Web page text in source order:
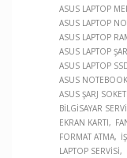
ASUS LAPTOP
ASUS LAPTOP
ASUS LAPTOP
ASUS LAPTOP
ASUS LAPTOP
ASUS
ASUS ŞARJ SOKETI
BILGISAYAR
EKRAN KARTI
FORMAT ATMA
LAPTOP SERVISI